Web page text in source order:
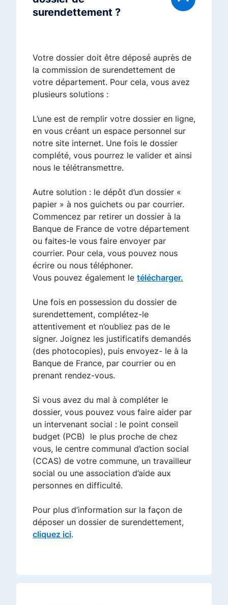
surendettement ?
Votre dossier doit être déposé auprès de
la commission de surendettement de
votre département. Pour cela, vous avez
plusieurs solutions :
L’une est de remplir votre dossier en ligne,
en vous créant un espace personnel sur
notre site internet. Une fois le dossier
complété, vous pourrez le valider et ainsi
nous le télétransmettre.
Autre solution : le dépôt d’un dossier «
papier » à nos guichets ou par courrier.
Commencez par retirer un dossier à la
Banque de France de votre département
ou faites-le vous faire envoyer par
courrier. Pour cela, vous pouvez nous
écrire ou nous téléphoner.
Vous pouvez également le télécharger.
Une fois en possession du dossier de
surendettement, complétez-le
attentivement et n’oubliez pas de le
signer. Joignez les justificatifs demandés
(des photocopies), puis envoyez- le à la
Banque de France, par courrier ou en
prenant rendez-vous.
Si vous avez du mal à compléter le
dossier, vous pouvez vous faire aider par
un intervenant social : le point conseil
budget (PCB) le plus proche de chez
vous, le centre communal d’action social
(CCAS) de votre commune, un travailleur
social ou une association d’aide aux
personnes en difficulté.
Pour plus d’information sur la façon de
déposer un dossier de surendettement,
cliquez ici.